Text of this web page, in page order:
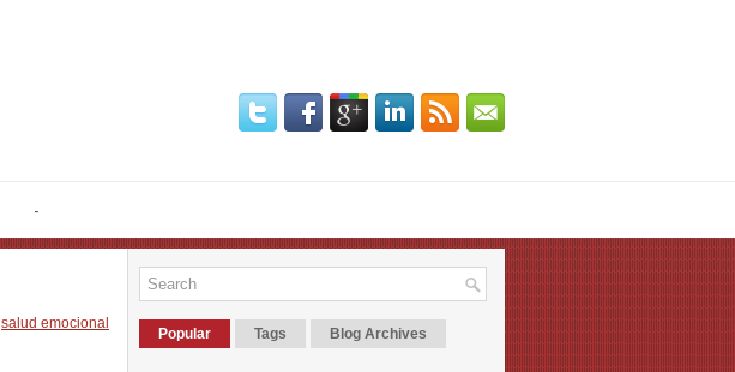
-
salud emocional
Popular Tags Blog Archives